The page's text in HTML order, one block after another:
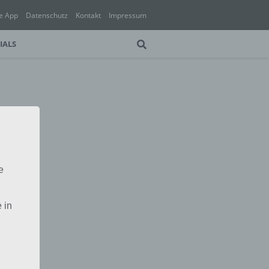
App Datenschutz Kontakt Impressum
in